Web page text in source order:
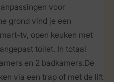
voor
grond vind je een
tv, open keuken met
toilet. In totaal
en 2 badkamers.De
via een trap of met de lift